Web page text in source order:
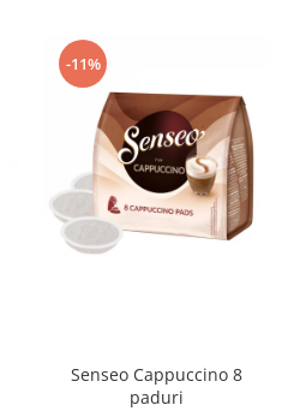
-11%
Senseo Cappuccino 8
paduri